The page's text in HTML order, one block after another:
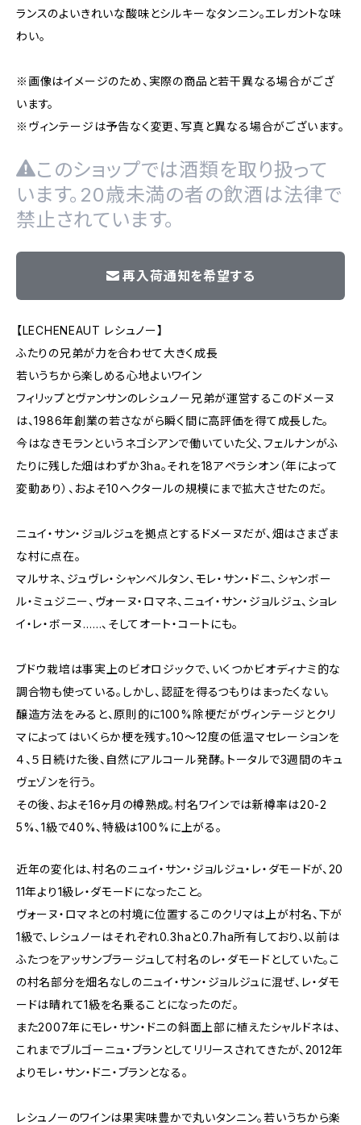
ランスのよいきれいな酸味とシルキーなタンニン。エレガントな味
わい。
※画像はイメージのため、実際の商品と若干異なる場合がござ
います。
※ヴィンテージは予告なく変更、写真と異なる場合がございます。
このショップでは酒類を取り扱って
います。20歳未満の者の飲酒は法律で
禁止されています。
再入荷通知を希望する
【LECHENEAUT レシュノー】
ふたりの兄弟が力を合わせて大きく成長
若いうちから楽しめる心地よいワイン
フィリップとヴァンサンのレシュノー兄弟が運営するこのドメーヌ
は、1986年創業の若さながら瞬く間に高評価を得て成長した。
今はなきモランというネゴシアンで働いていた父、フェルナンがふ
たりに残した畑はわずか3ha。それを18アペラシオン（年によって
変動あり）、およそ10ヘクタールの規模にまで拡大させたのだ。
ニュイ・サン・ジョルジュを拠点とするドメーヌだが、畑はさまざま
な村に点在。
マルサネ、ジュヴレ・シャンベルタン、モレ・サン・ドニ、シャンボー
ル・ミュジニー、ヴォーヌ・ロマネ、ニュイ・サン・ジョルジュ、ショレ
イ・レ・ボーヌ……、そしてオート・コートにも。
ブドウ栽培は事実上のビオロジックで、いくつかビオディナミ的な
調合物も使っている。しかし、認証を得るつもりはまったくない。
醸造方法をみると、原則的に100%除梗だがヴィンテージとクリ
マによってはいくらか梗を残す。10〜12度の低温マセレーションを
４、５日続けた後、自然にアルコール発酵。トータルで3週間のキュ
ヴェゾンを行う。
その後、およそ16ヶ月の樽熟成。村名ワインでは新樽率は20-2
5%、1級で40%、特級は100%に上がる。
近年の変化は、村名のニュイ・サン・ジョルジュ・レ・ダモードが、20
11年より1級レ・ダモードになったこと。
ヴォーヌ・ロマネとの村境に位置するこのクリマは上が村名、下が
1級で、レシュノーはそれぞれ0.3haと0.7ha所有しており、以前は
ふたつをアッサンブラージュして村名のレ・ダモードとしていた。こ
の村名部分を畑名なしのニュイ・サン・ジョルジュに混ぜ、レ・ダモ
ードは晴れて1級を名乗ることになったのだ。
また2007年にモレ・サン・ドニの斜面上部に植えたシャルドネは、
これまでブルゴーニュ・ブランとしてリリースされてきたが、2012年
よりモレ・サン・ドニ・ブランとなる。
レシュノーのワインは果実味豊かで丸いタンニン。若いうちから楽